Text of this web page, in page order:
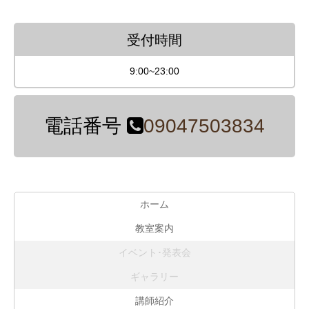
受付時間
9:00~23:00
電話番号 09047503834
ホーム
教室案内
イベント･発表会
ギャラリー
講師紹介